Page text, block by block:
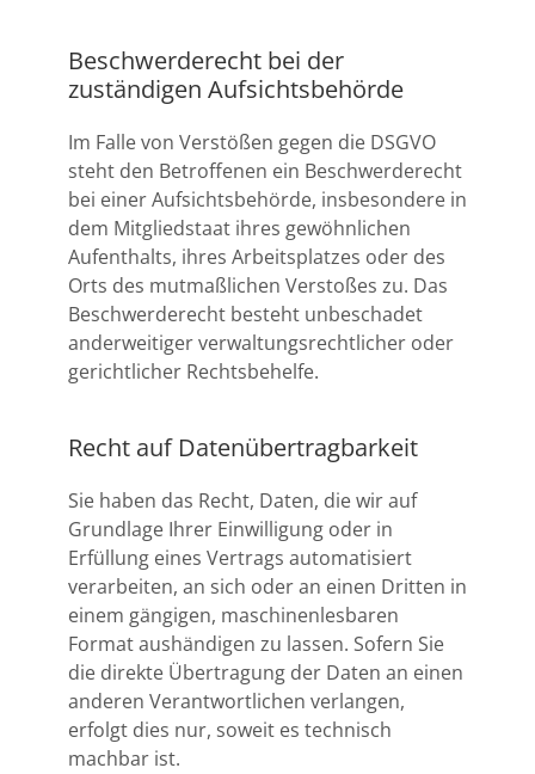
Beschwerde­recht bei der
zuständigen Aufsichts­behörde
Im Falle von Verstößen gegen die DSGVO
steht den Betroffenen ein Beschwerderecht
bei einer Aufsichtsbehörde, insbesondere in
dem Mitgliedstaat ihres gewöhnlichen
Aufenthalts, ihres Arbeitsplatzes oder des
Orts des mutmaßlichen Verstoßes zu. Das
Beschwerderecht besteht unbeschadet
anderweitiger verwaltungsrechtlicher oder
gerichtlicher Rechtsbehelfe.
Recht auf Daten­übertrag­barkeit
Sie haben das Recht, Daten, die wir auf
Grundlage Ihrer Einwilligung oder in
Erfüllung eines Vertrags automatisiert
verarbeiten, an sich oder an einen Dritten in
einem gängigen, maschinenlesbaren
Format aushändigen zu lassen. Sofern Sie
die direkte Übertragung der Daten an einen
anderen Verantwortlichen verlangen,
erfolgt dies nur, soweit es technisch
machbar ist.